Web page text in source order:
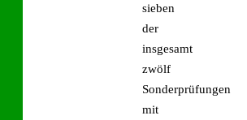
sieben
der
insgesamt
zwölf
Sonderprüfungen
mit